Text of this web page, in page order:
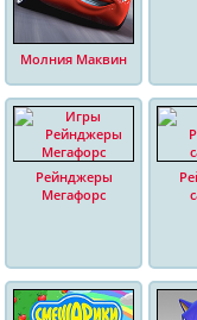
Молния Маквин
Рейнджеры
Мегафорс